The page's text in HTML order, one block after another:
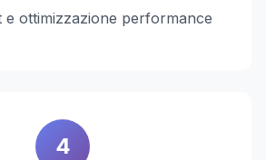
e ottimizzazione performance
4